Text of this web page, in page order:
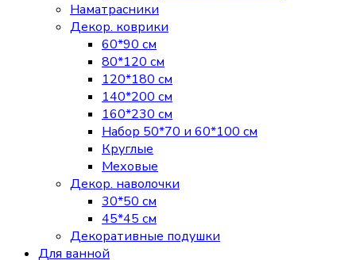
Наматрасники
Декор. коврики
60*90 см
80*120 см
120*180 см
140*200 см
160*230 см
Набор 50*70 и 60*100 см
Круглые
Меховые
Декор. наволочки
30*50 см
45*45 см
Декоративные подушки
Для ванной